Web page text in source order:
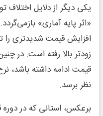
یکی دیگر از دلایل اختلاف
«اثر پایه آماری»
افزایش قیمت شدیدتری
زودتر بالا رفته است. در
قیمت ادامه داشته باشد،
نظر برسد.
برعکس، استانی که در